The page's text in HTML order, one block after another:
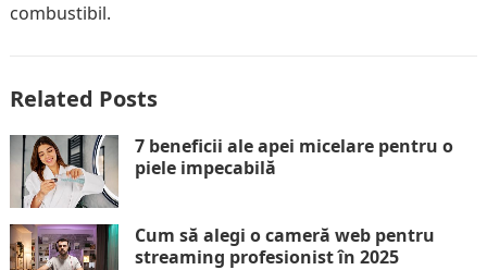
combustibil.
Related Posts
7 beneficii ale apei micelare pentru o
piele impecabilă
Cum să alegi o cameră web pentru
streaming profesionist în 2025